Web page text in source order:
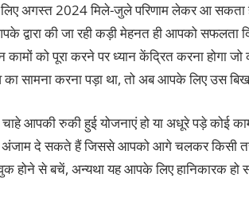
अगस्त 2024 मिले-जुले परिणाम लेकर आ सकता
द्वारा की जा रही कड़ी मेहनत ही आपको
को पूरा करने पर ध्यान केंद्रित करना होगा
का सामना करना पड़ा था, तो अब आपके लिए उस
चाहे आपकी रुकी हुई योजनाएं हो या अधूरे पड़े कोई
दे सकते हैं जिससे आपको आगे चलकर किसी
होने से बचें, अन्यथा यह आपके लिए हानिकारक हो